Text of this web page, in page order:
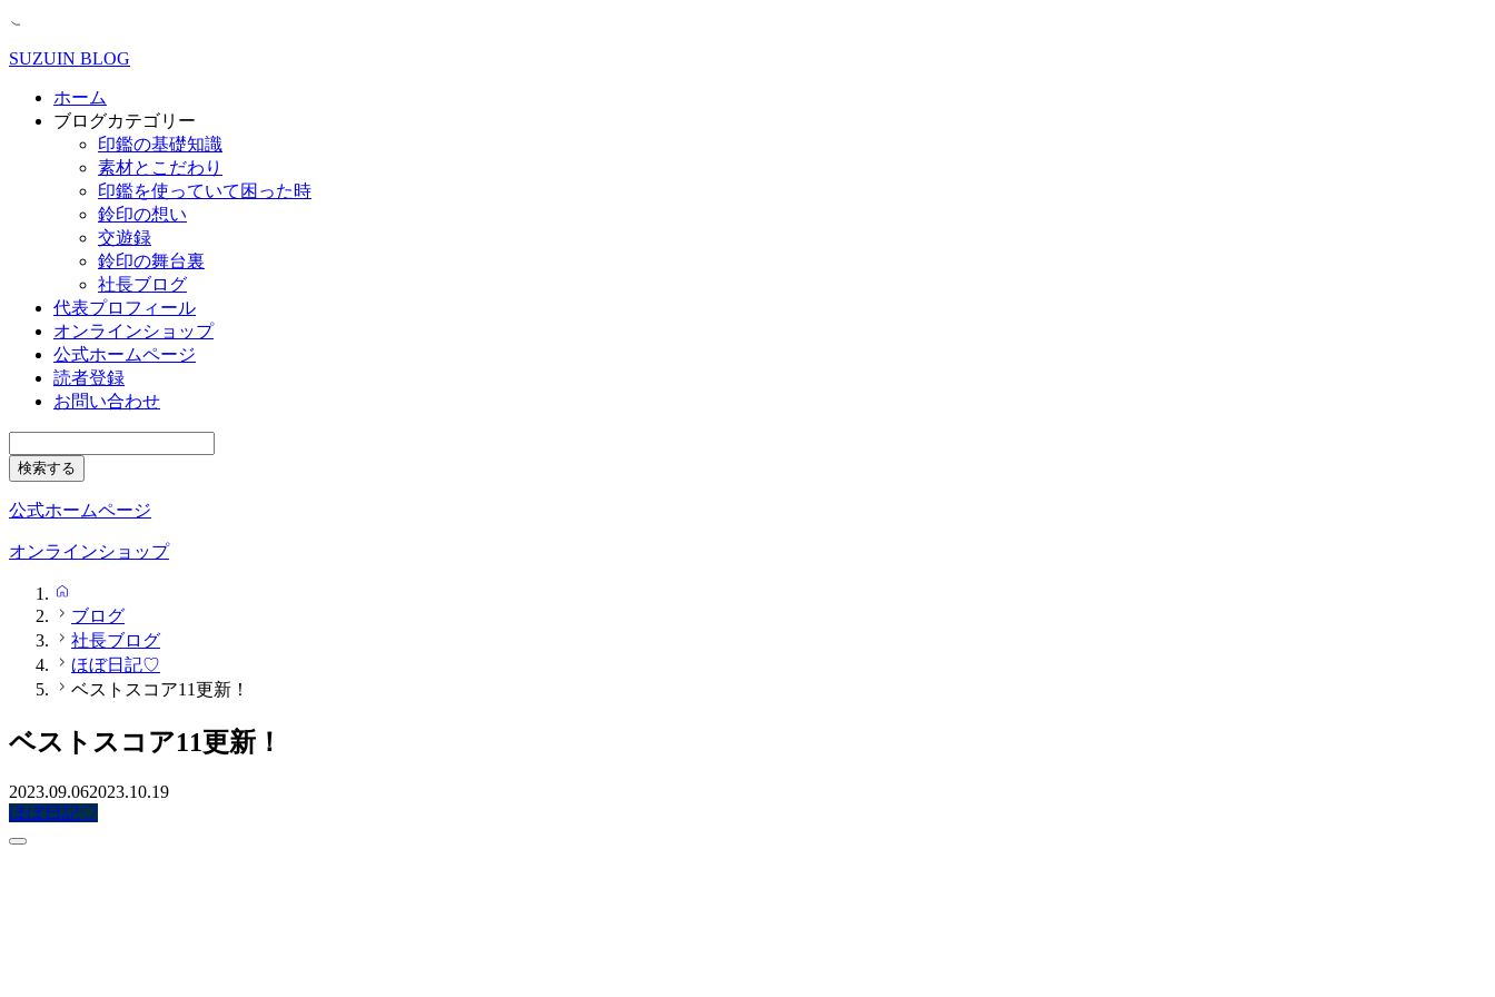
SUZUIN BLOG
ホーム
ブログカテゴリー
印鑑の基礎知識
素材とこだわり
印鑑を使っていて困った時
鈴印の想い
交遊録
鈴印の舞台裏
社長ブログ
代表プロフィール
オンラインショップ
公式ホームページ
読者登録
お問い合わせ
公式ホームページ
オンラインショップ
ブログ
社長ブログ
ほぼ日記♡
ベストスコア11更新！
ベストスコア11更新！
2023.09.062023.10.19
ほぼ日記♡